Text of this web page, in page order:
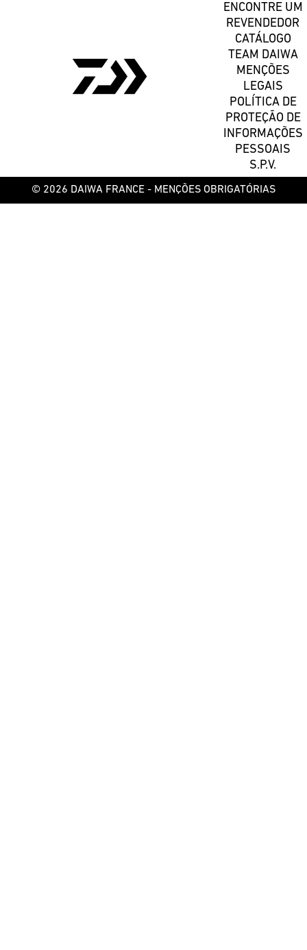
ENCONTRE UM
REVENDEDOR
CATÁLOGO
TEAM DAIWA
MENÇÕES
LEGAIS
POLÍTICA DE
PROTEÇÃO DE
INFORMAÇÕES
PESSOAIS
S.P.V.
© 2026 DAIWA FRANCE - MENÇÕES OBRIGATÓRIAS